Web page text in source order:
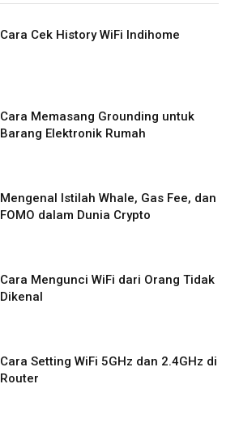
Cara Cek History WiFi Indihome
Cara Memasang Grounding untuk
Barang Elektronik Rumah
Mengenal Istilah Whale, Gas Fee, dan
FOMO dalam Dunia Crypto
Cara Mengunci WiFi dari Orang Tidak
Dikenal
Cara Setting WiFi 5GHz dan 2.4GHz di
Router